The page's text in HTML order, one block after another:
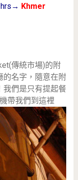
Khmer
傳統市場)的附
的名字，隨意在附
我們是只有提起餐
帶我們到這裡